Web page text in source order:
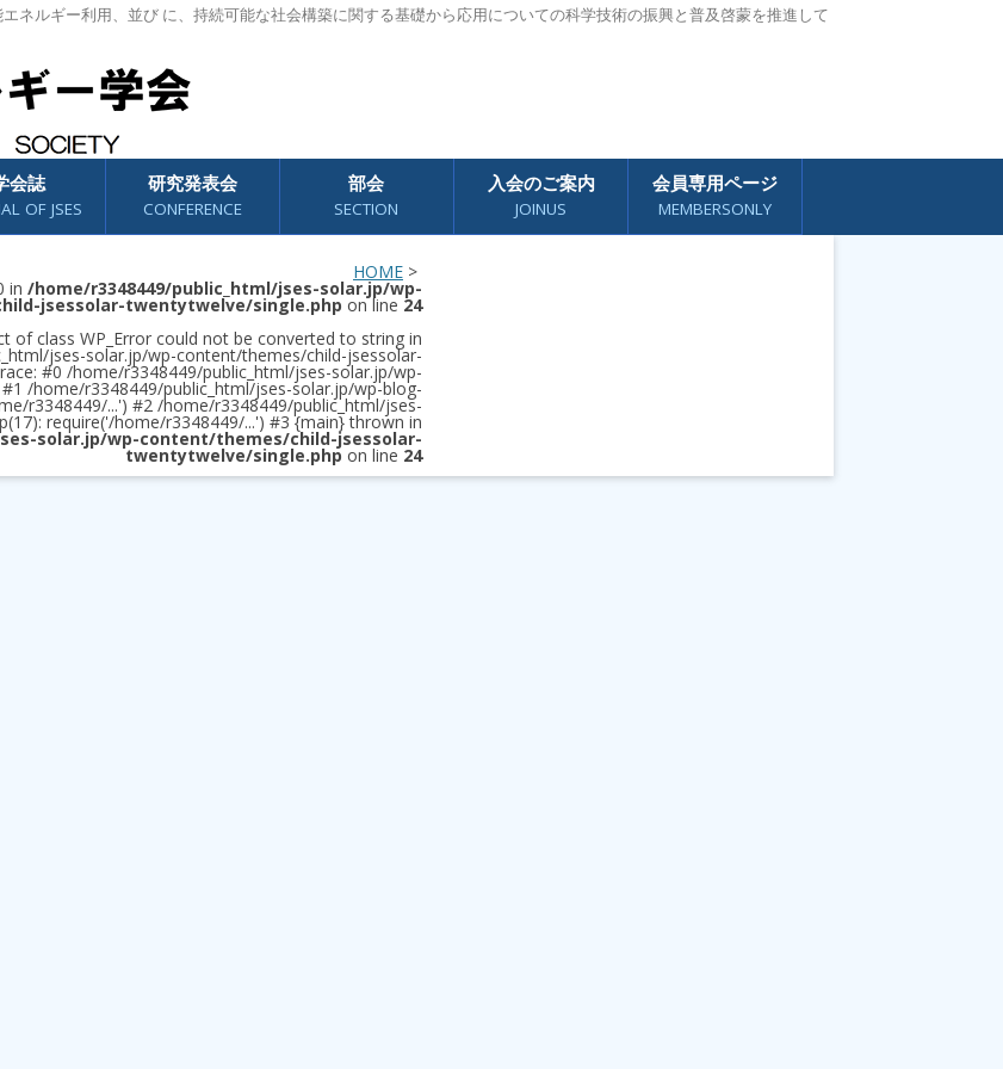
ネルギー利用、並び に、持続可能な社会構築に関する基礎から応用についての科学技術の振興と普及啓蒙を推進して
会誌
OF JSES
研究発表会
CONFERENCE
部会
SECTION
入会のご案内
JOINUS
会員専用ページ
MEMBERSONLY
HOME >
in /home/r3348449/public_html/jses-solar.jp/wp-
jsessolar-twentytwelve/single.php on line 24
of class WP_Error could not be converted to string in
jses-solar.jp/wp-content/themes/child-jsessolar-
#0 /home/r3348449/public_html/jses-solar.jp/wp-
/home/r3348449/public_html/jses-solar.jp/wp-blog-
r3348449/...') #2 /home/r3348449/public_html/jses-
require('/home/r3348449/...') #3 {main} thrown in
solar.jp/wp-content/themes/child-jsessolar-
twentytwelve/single.php on line 24